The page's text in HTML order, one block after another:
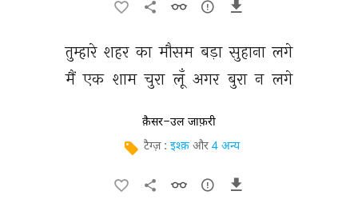
तुम्हारे शहर का मौसम बड़ा सुहाना लगे
मैं एक शाम चुरा लूँ अगर बुरा न लगे
क़ैसर-उल जाफ़री
टैग्ज़ : इश्क़ और 4 अन्य